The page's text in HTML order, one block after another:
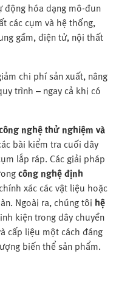
động hóa dạng mô-đun
các cụm và hệ thống,
gầm, điện tử, nội thất
chi phí sản xuất, nâng
trình – ngay cả khi có
nghệ thử nghiệm và
bài kiểm tra cuối dây
lắp ráp. Các giải pháp
công nghệ định
xác các vật liệu hoặc
Ngoài ra, chúng tôi hệ
kiện trong dây chuyền
cấp liệu một cách đáng
biến thể sản phẩm.